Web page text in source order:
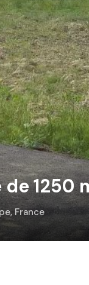
1250
France